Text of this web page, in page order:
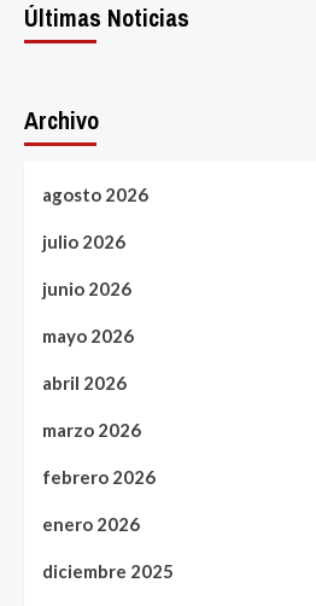
Últimas Noticias
Archivo
agosto 2026
julio 2026
junio 2026
mayo 2026
abril 2026
marzo 2026
febrero 2026
enero 2026
diciembre 2025